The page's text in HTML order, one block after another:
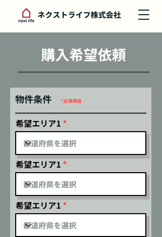
ネクストライフ株式会社
購入希望依頼
物件条件 *必須項目
希望エリア1
希望エリア1
希望エリア1